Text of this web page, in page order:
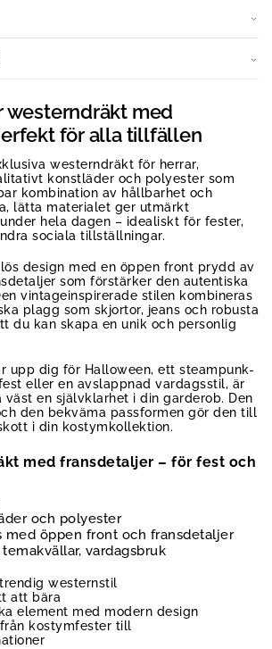
westerndräkt med
för alla tillfällen
westerndräkt för herrar,
konstläder och polyester som
kombination av hållbarhet och
lätta materialet ger utmärkt
hela dagen – idealiskt för fester,
sociala tillställningar.
design med en öppen front prydd av
som förstärker den autentiska
vintageinspirerade stilen kombineras
plagg som skjortor, jeans och robusta
du kan skapa en unik och personlig
upp dig för Halloween, ett steampunk-
eller en avslappnad vardagsstil, är
väst en självklarhet i din garderob. Den
den bekväma passformen gör den till
i din kostymkollektion.
med fransdetaljer – för fest och
och polyester
med öppen front och fransdetaljer
temakvällar, vardagsbruk
westernstil
att bära
element med modern design
kostymfester till